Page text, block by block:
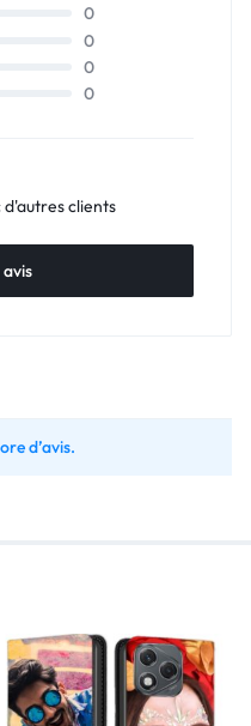
0
0
0
0
d'autres clients
avis
d’avis.